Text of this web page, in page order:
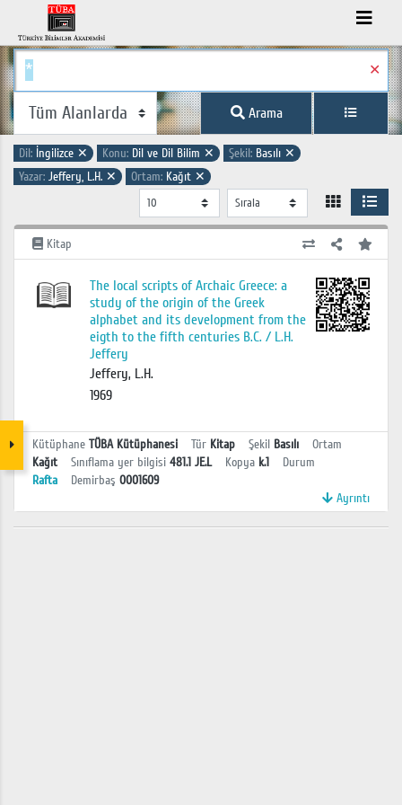
✕
Arama
Dil: İngilizce ✕ Konu: Dil ve Dil Bilim ✕ Şekil: Basılı ✕
Yazar: Jeffery, L.H. ✕ Ortam: Kağıt ✕
Kitap
The local scripts of Archaic Greece: a
study of the origin of the Greek
alphabet and its development from the
eigth to the fifth centuries B.C. / L.H.
Jeffery
Jeffery, L.H.
1969
Kütüphane TÜBA Kütüphanesi Tür Kitap Şekil Basılı
Ortam
Kağıt
Sınıflama yer bilgisi 481.1 JE.L Kopya k.1
Durum
Rafta
Demirbaş 0001609
Ayrıntı